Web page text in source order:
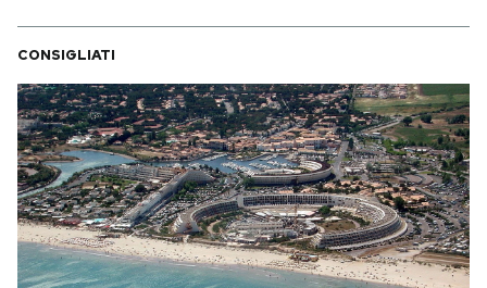
CONSIGLIATI